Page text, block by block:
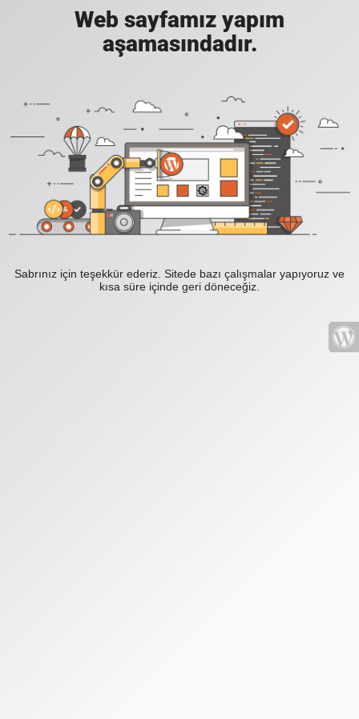
Web sayfamız yapım
aşamasındadır.
Sabrınız için teşekkür ederiz. Sitede bazı çalışmalar yapıyoruz ve
kısa süre içinde geri döneceğiz.